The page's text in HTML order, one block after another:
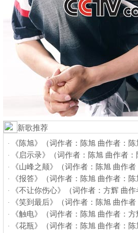
新歌推荐
· 《陈旭》（词作者：陈旭 曲作者：陈
· 《启示录》（词作者：陈旭 曲作者：
· 《山峰之颠》（词作者：陈旭 曲作者
· 《报答》（词作者：陈旭 曲作者：陈
· 《不让你伤心》（词作者：方辉 曲作
· 《笑到最后》（词作者：陈旭 曲作者
· 《触电》（词作者：陈旭 曲作者：方
· 《花瓶》（词作者：陈旭 曲作者：陈